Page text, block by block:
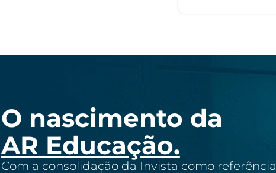
O nascimento da
AR Educação.
Com a consolidação da Invista como referência